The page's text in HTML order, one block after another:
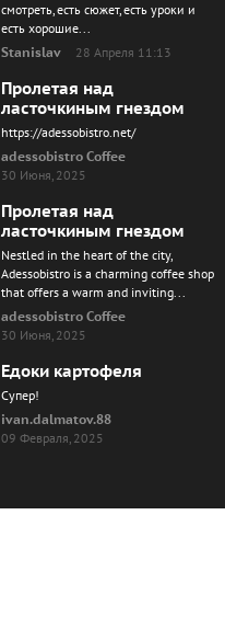
смотреть, есть сюжет, есть уроки и
есть хорошие...
Stanislav
28 Апреля 11:13
Пролетая над
ласточкиным гнездом
https://adessobistro.net/
adessobistro Coffee
30 Июня, 2025
Пролетая над
ласточкиным гнездом
Nestled in the heart of the city,
Adessobistro is a charming coffee shop
that offers a warm and inviting...
adessobistro Coffee
30 Июня, 2025
Едоки картофеля
Cупер!
ivan.dalmatov.88
09 Февраля, 2025